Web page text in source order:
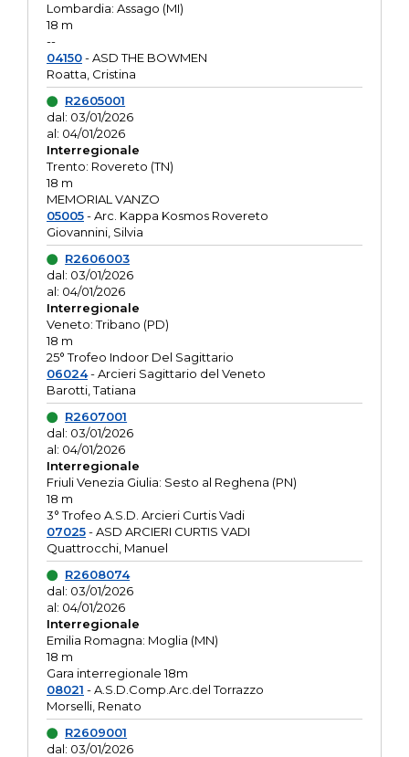
Lombardia: Assago (MI)
18 m
--
04150- ASD THE BOWMEN
Roatta, Cristina
R2605001
dal: 03/01/2026
al: 04/01/2026
Interregionale
Trento: Rovereto (TN)
18 m
MEMORIAL VANZO
05005- Arc. Kappa Kosmos Rovereto
Giovannini, Silvia
R2606003
dal: 03/01/2026
al: 04/01/2026
Interregionale
Veneto: Tribano (PD)
18 m
25° Trofeo Indoor Del Sagittario
06024- Arcieri Sagittario del Veneto
Barotti, Tatiana
R2607001
dal: 03/01/2026
al: 04/01/2026
Interregionale
Friuli Venezia Giulia: Sesto al Reghena (PN)
18 m
3° Trofeo A.S.D. Arcieri Curtis Vadi
07025- ASD ARCIERI CURTIS VADI
Quattrocchi, Manuel
R2608074
dal: 03/01/2026
al: 04/01/2026
Interregionale
Emilia Romagna: Moglia (MN)
18 m
Gara interregionale 18m
08021 - A.S.D.Comp.Arc.del Torrazzo
Morselli, Renato
R2609001
dal: 03/01/2026